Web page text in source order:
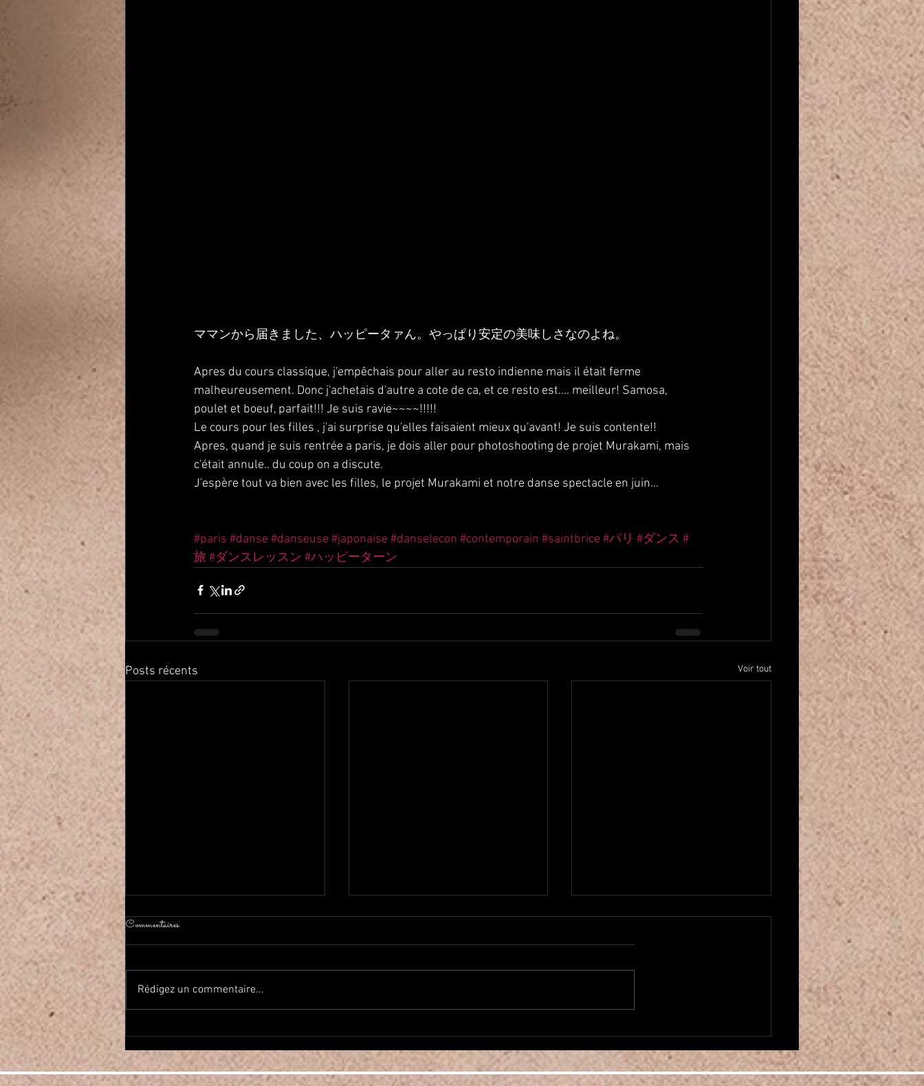
ママンから届きました、ハッピータァん。やっぱり安定の美味しさなのよね。
Apres du cours classique, j'empêchais pour aller au resto indienne mais il était ferme
malheureusement. Donc j'achetais d'autre a cote de ca, et ce resto est.... meilleur! Samosa,
poulet et boeuf, parfait!!! Je suis ravie~~~~!!!!!
Le cours pour les filles , j'ai surprise qu'elles faisaient mieux qu'avant! Je suis contente!!
Apres, quand je suis rentrée a paris, je dois aller pour photoshooting de projet Murakami, mais
c'était annule.. du coup on a discute.
J'espère tout va bien avec les filles, le projet Murakami et notre danse spectacle en juin...
#paris #danse #danseuse #japonaise #danselecon #contemporain #saintbrice #パリ #ダンス #
旅 #ダンスレッスン #ハッピーターン
Posts récents Voir tout
2026年春Haflaしました On a
fait la fête de la danse orientale!
新作1984がローンチ Nouvelle
Pièce 1984 a été démarré
2026年、明けましておめでとう
ますので今後ともどうぞよろしく
お願いいたします。 さて、ジョ
ージ・オーウェル著1984を題材
Nouveau créneau pour cours de danse
orientale! ベリーダンスクラスが
こんにちは！もう2025年も残り
た！ 月曜の20時からと土曜の16
時半からです。 もしお時間があ
ればお越しください♪ 現在6月の
Commentaires
Rédigez un commentaire...